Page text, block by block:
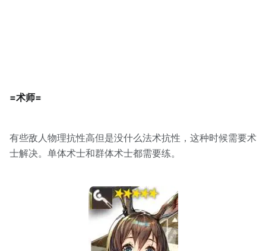
=术师=
有些敌人物理抗性高但是没什么法术抗性，这种时候需要术
士解决。单体术士和群体术士都需要练。